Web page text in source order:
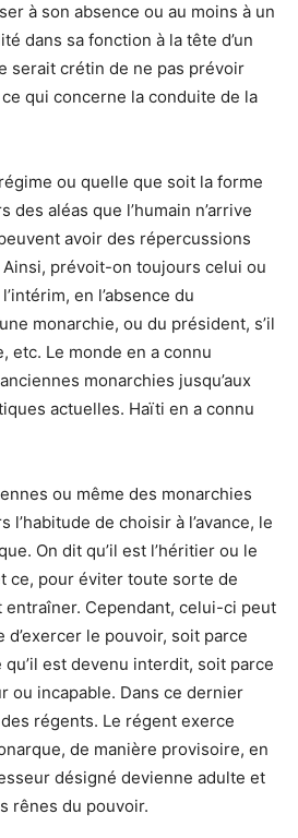
à son absence ou au moins à un
dans sa fonction à la tête d’un
serait crétin de ne pas prévoir
qui concerne la conduite de la
ou quelle que soit la forme
des aléas que l’humain n’arrive
avoir des répercussions
Ainsi, prévoit-on toujours celui ou
en l’absence du
monarchie, ou du président, s’il
etc. Le monde en a connu
monarchies jusqu’aux
actuelles. Haïti en a connu
ou même des monarchies
l’habitude de choisir à l’avance, le
On dit qu’il est l’héritier ou le
ce, pour éviter toute sorte de
entraîner. Cependant, celui-ci peut
d’exercer le pouvoir, soit parce
qu’il est devenu interdit, soit parce
ou incapable. Dans ce dernier
régents. Le régent exerce
de manière provisoire, en
désigné devienne adulte et
rênes du pouvoir.